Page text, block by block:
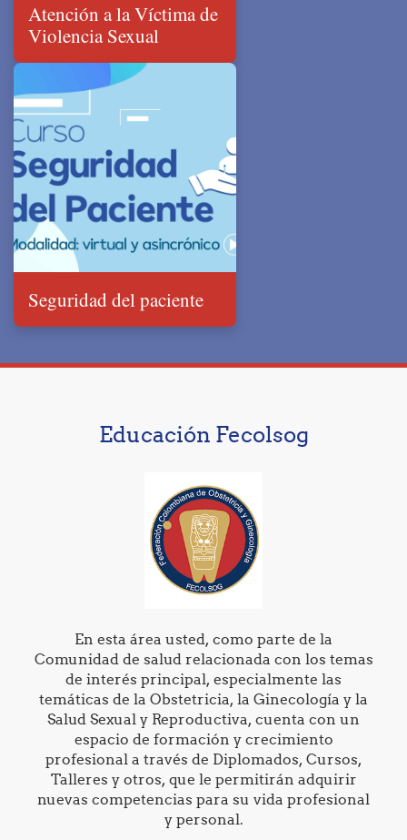
Atención a la Víctima de
Violencia Sexual
Seguridad del paciente
Educación Fecolsog
En esta área usted, como parte de la
Comunidad de salud relacionada con los temas
de interés principal, especialmente las
temáticas de la Obstetricia, la Ginecología y la
Salud Sexual y Reproductiva, cuenta con un
espacio de formación y crecimiento
profesional a través de Diplomados, Cursos,
Talleres y otros, que le permitirán adquirir
nuevas competencias para su vida profesional
y personal.